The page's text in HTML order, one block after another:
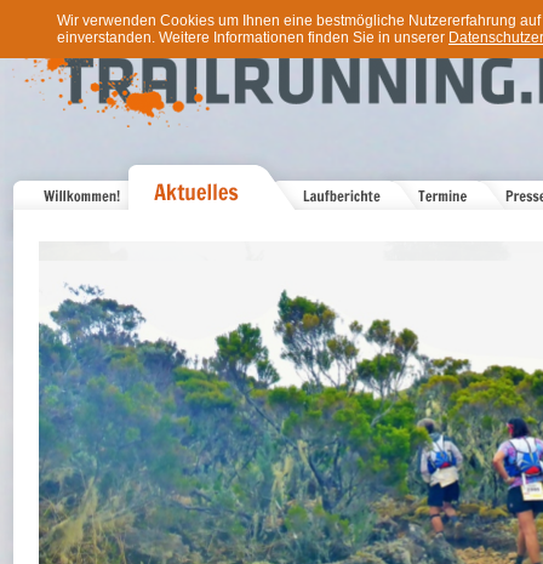
Wir verwenden Cookies um Ihnen eine bestmögliche Nutzererfahrung
einverstanden. Weitere Informationen finden Sie in unserer